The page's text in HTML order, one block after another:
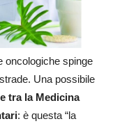
oncologiche spinge
Una possibile
tra la Medicina
: è questa “la